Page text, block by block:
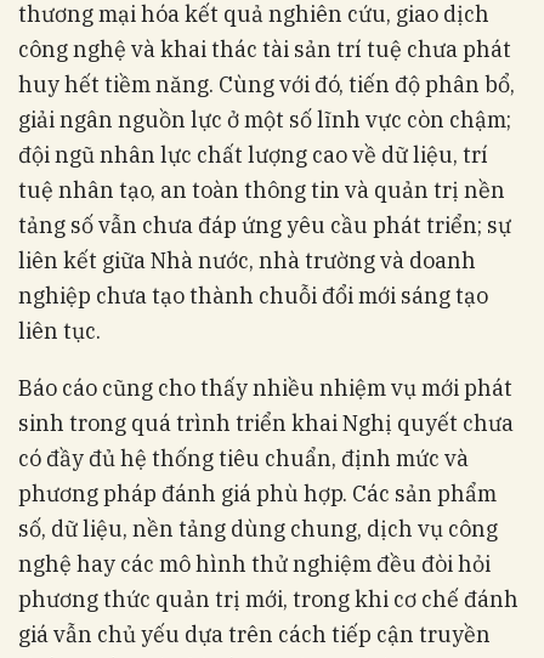
thương mại hóa kết quả nghiên cứu, giao dịch
công nghệ và khai thác tài sản trí tuệ chưa phát
huy hết tiềm năng. Cùng với đó, tiến độ phân bổ,
giải ngân nguồn lực ở một số lĩnh vực còn chậm;
đội ngũ nhân lực chất lượng cao về dữ liệu, trí
tuệ nhân tạo, an toàn thông tin và quản trị nền
tảng số vẫn chưa đáp ứng yêu cầu phát triển; sự
liên kết giữa Nhà nước, nhà trường và doanh
nghiệp chưa tạo thành chuỗi đổi mới sáng tạo
liên tục.
Báo cáo cũng cho thấy nhiều nhiệm vụ mới phát
sinh trong quá trình triển khai Nghị quyết chưa
có đầy đủ hệ thống tiêu chuẩn, định mức và
phương pháp đánh giá phù hợp. Các sản phẩm
số, dữ liệu, nền tảng dùng chung, dịch vụ công
nghệ hay các mô hình thử nghiệm đều đòi hỏi
phương thức quản trị mới, trong khi cơ chế đánh
giá vẫn chủ yếu dựa trên cách tiếp cận truyền